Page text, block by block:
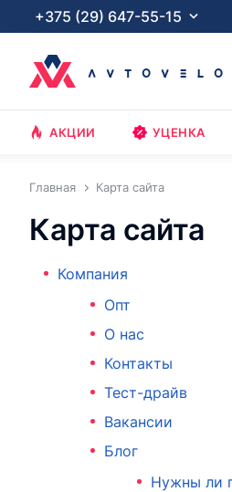
+375 (29) 647-55-15
АКЦИИ УЦЕНКА
Главная Карта сайта
Карта сайта
Компания
Опт
О нас
Контакты
Тест-драйв
Вакансии
Блог
Нужны ли